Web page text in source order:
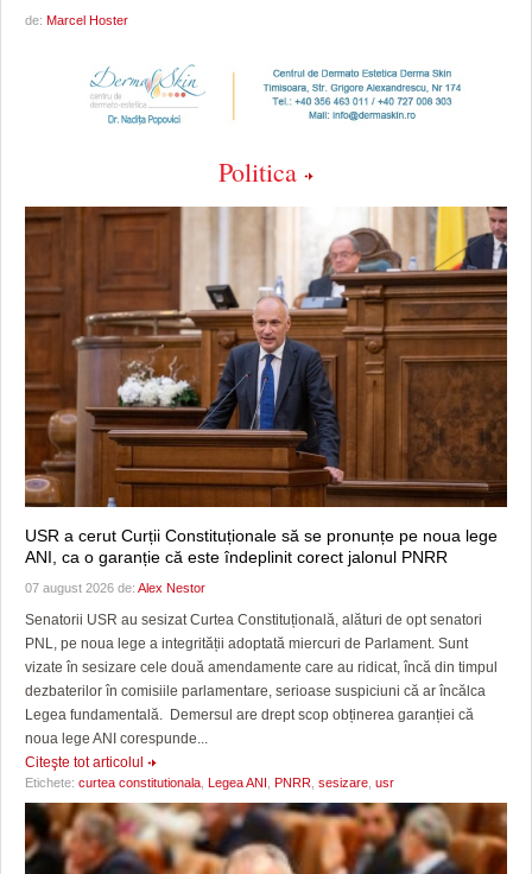
de: Marcel Hoster
Politica
USR a cerut Curții Constituționale să se pronunțe pe noua lege
ANI, ca o garanție că este îndeplinit corect jalonul PNRR
07 august 2026 de: Alex Nestor
Senatorii USR au sesizat Curtea Constituțională, alături de opt senatori
PNL, pe noua lege a integrității adoptată miercuri de Parlament. Sunt
vizate în sesizare cele două amendamente care au ridicat, încă din timpul
dezbaterilor în comisiile parlamentare, serioase suspiciuni că ar încălca
Legea fundamentală. Demersul are drept scop obținerea garanției că
noua lege ANI corespunde...
Citeşte tot articolul
Etichete: curtea constitutionala Legea ANI PNRR sesizare usr